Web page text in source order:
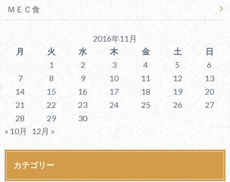
ＭＥＣ食
2016年11月
月
火 水 木 金 土
日
1
2 3 4 5
6
7
8 9 10 11 12
13
14
15 16 17 18 19
20
21
22 23 24 25 26
27
28
29
30
« 10月
12月 »
カテゴリー